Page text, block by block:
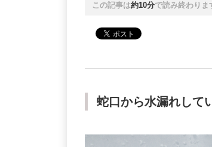
この記事は約10分で読み終わりま
蛇口から水漏れして